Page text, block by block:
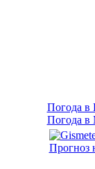
Погода в
Погода в
Прогноз